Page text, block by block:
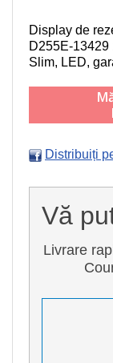
Display de
D255E-13429
Slim, LED,
Distribuiți
Vă
Livrare